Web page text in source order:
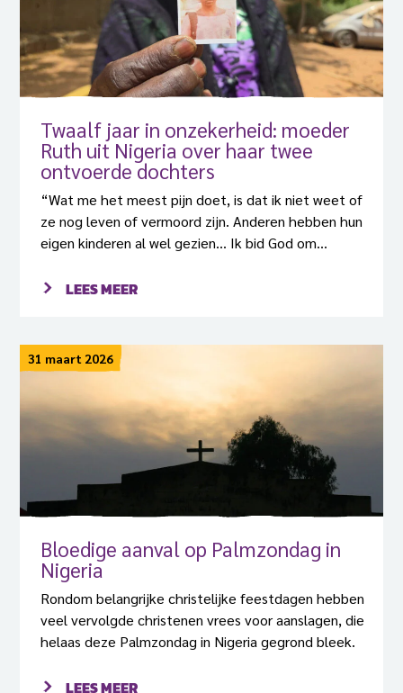
Twaalf jaar in onzekerheid: moeder
Ruth uit Nigeria over haar twee
ontvoerde dochters
“Wat me het meest pijn doet, is dat ik niet weet of
ze nog leven of vermoord zijn. Anderen hebben hun
eigen kinderen al wel gezien… Ik bid God om
ze nog leven of dat ik hoor dat ze gestorven zijn.”
Nigeria. “Hun namen zijn Godiya Bitrus en Hauwa
Bitrus.” Godiya is haar dochter en Hauwa haar
LEES MEER
31 maart 2026
Bloedige aanval op Palmzondag in
Nigeria
Rondom belangrijke christelijke feestdagen hebben
veel vervolgde christenen vrees voor aanslagen, die
helaas deze Palmzondag in Nigeria gegrond bleek.
LEES MEER